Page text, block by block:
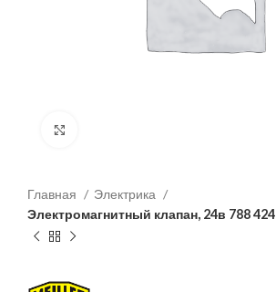
Главная
Электрика
Электромагнитный клапан, 24в 788 424